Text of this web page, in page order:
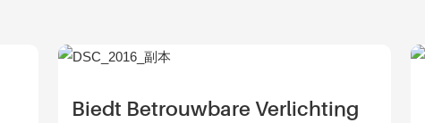
Biedt Betrouwbare Verlichting